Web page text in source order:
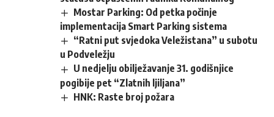
Mostar Parking: Od petka počinje
implementacija Smart Parking sistema
“Ratni put svjedoka Veležistana” u subotu
u Podveležju
U nedjelju obilježavanje 31. godišnjice
pogibije pet “Zlatnih ljiljana”
HNK: Raste broj požara